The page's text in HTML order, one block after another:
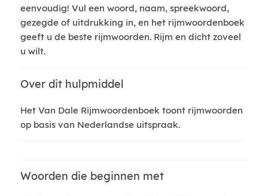
eenvoudig! Vul een woord, naam, spreekwoord,
gezegde of uitdrukking in, en het rijmwoordenboek
geeft u de beste rijmwoorden. Rijm en dicht zoveel
u wilt.
Over dit hulpmiddel
Het Van Dale Rijmwoordenboek toont rijmwoorden
op basis van Nederlandse uitspraak.
Woorden die beginnen met